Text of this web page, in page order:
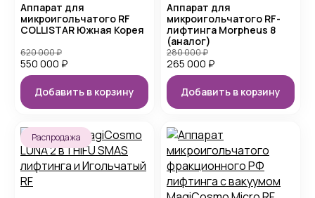
Аппарат для
микроигольчатого RF
COLLISTAR Южная Корея
550 000 ₽
620 000₽
Добавить в корзину
Аппарат для
микроигольчатого RF-
лифтинга Morpheus 8
(аналог)
265 000 ₽
280 000₽
Добавить в корзину
Распродажа